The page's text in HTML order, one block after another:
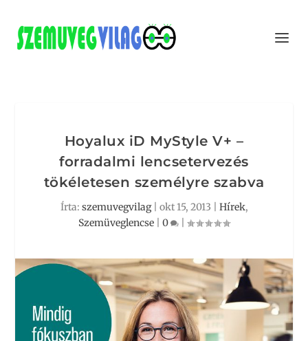
Hoyalux iD MyStyle V+ –
forradalmi lencsetervezés
tökéletesen személyre szabva
Írta: szemuvegvilag| okt 15, 2013 Hírek,
Szemüveglencse
0